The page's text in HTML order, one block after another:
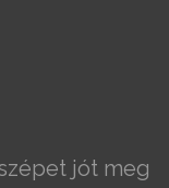
jót meg